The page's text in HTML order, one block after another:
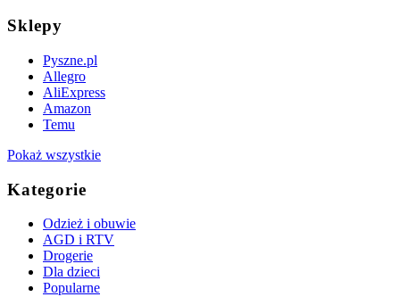
Sklepy
Pyszne.pl
Allegro
AliExpress
Amazon
Temu
Pokaż wszystkie
Kategorie
Odzież i obuwie
AGD i RTV
Drogerie
Dla dzieci
Popularne